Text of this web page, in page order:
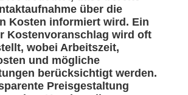
über die
Kosten informiert wird. Ein
Kostenvoranschlag wird oft
wobei Arbeitszeit,
und mögliche
berücksichtigt werden.
Preisgestaltung